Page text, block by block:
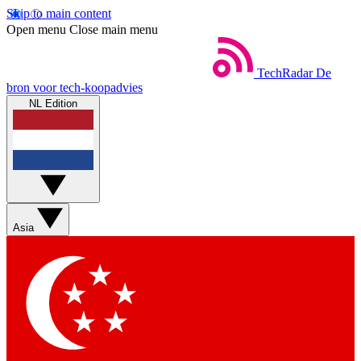
Skip to main content
Open menu Close main menu
TechRadar De
bron voor tech-koopadvies
NL Edition
Asia